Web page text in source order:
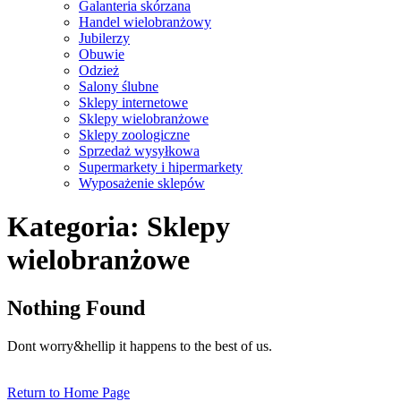
Galanteria skórzana
Handel wielobranżowy
Jubilerzy
Obuwie
Odzież
Salony ślubne
Sklepy internetowe
Sklepy wielobranżowe
Sklepy zoologiczne
Sprzedaż wysyłkowa
Supermarkety i hipermarkety
Wyposażenie sklepów
Menu
Kategoria: Sklepy
wielobranżowe
Nothing Found
Dont worry&hellip it happens to the best of us.
Return to Home PageReturn